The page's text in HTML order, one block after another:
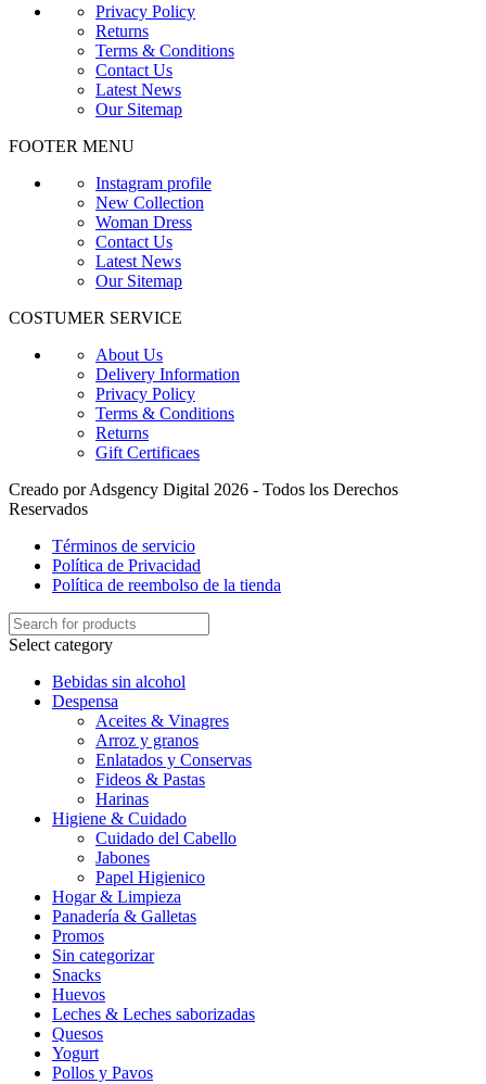
Privacy Policy
Returns
Terms & Conditions
Contact Us
Latest News
Our Sitemap
FOOTER MENU
Instagram profile
New Collection
Woman Dress
Contact Us
Latest News
Our Sitemap
COSTUMER SERVICE
About Us
Delivery Information
Privacy Policy
Terms & Conditions
Returns
Gift Certificaes
Creado por Adsgency Digital 2026 - Todos los Derechos
Reservados
Términos de servicio
Política de Privacidad
Política de reembolso de la tienda
Select category
Bebidas sin alcohol
Despensa
Aceites & Vinagres
Arroz y granos
Enlatados y Conservas
Fideos & Pastas
Harinas
Higiene & Cuidado
Cuidado del Cabello
Jabones
Papel Higienico
Hogar & Limpieza
Panadería & Galletas
Promos
Sin categorizar
Snacks
Huevos
Leches & Leches saborizadas
Quesos
Yogurt
Pollos y Pavos